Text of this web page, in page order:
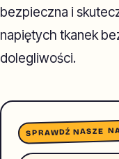
bezpieczna i
napiętych tkanek
dolegliwości.
SPRAWDŹ NASZE